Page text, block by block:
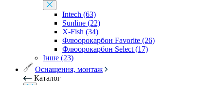
Intech (63)
Sunline (22)
X-Fish (34)
Флюорокарбон Favorite (26)
Флюорокарбон Select (17)
Інше (23)
Оснащення, монтаж
Каталог